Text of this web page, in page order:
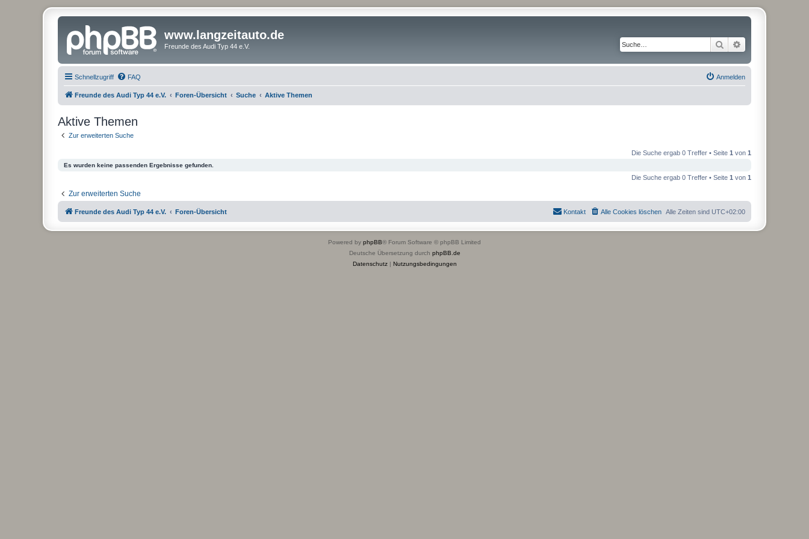
www.langzeitauto.de
Freunde des Audi Typ 44 e.V. Suche
Schnellzugriff FAQ Anmelden
Freunde des Audi Typ 44 e.V. Foren-Übersicht Suche Aktive Themen
Aktive Themen
Zur erweiterten Suche
Die Suche ergab 0 Treffer • Seite 1 von 1
Es wurden keine passenden Ergebnisse gefunden.
Die Suche ergab 0 Treffer • Seite 1 von 1
Zur erweiterten Suche
Freunde des Audi Typ 44 e.V. Foren-Übersicht Alle Zeiten sind UTC+02:00
Alle Cookies löschen
Kontakt
Powered by phpBB® Forum Software © phpBB Limited
Deutsche Übersetzung durch phpBB.de
Datenschutz| Nutzungsbedingungen